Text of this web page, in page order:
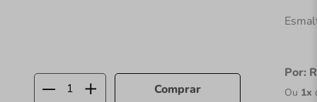
Comprar
Por:
Ou 1x